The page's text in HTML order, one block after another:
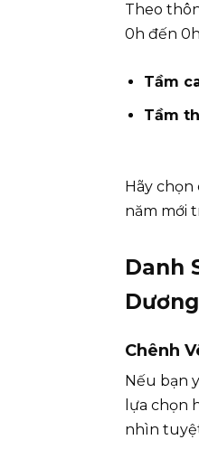
Theo
0h đến
Tầm
Tầm
Hãy
năm mới
Danh
Chênh
Nếu bạn
lựa chọn
nhìn